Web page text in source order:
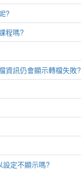
?
程嗎?
資訊仍會顯示轉檔失敗?
設定不顯示嗎?